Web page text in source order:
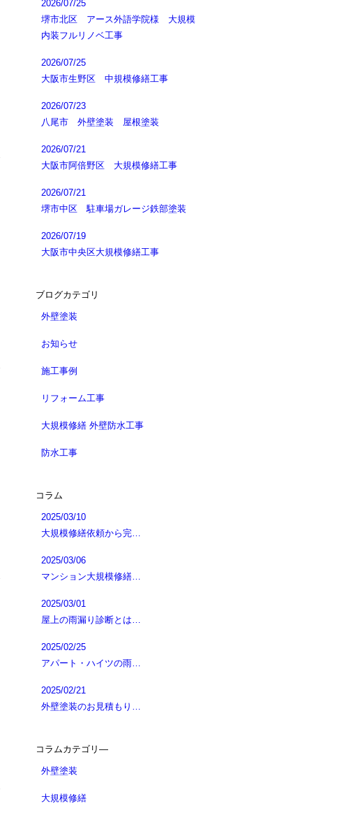
2026/07/25
堺市北区 アース外語学院様 大規模
内装フルリノベ工事
2026/07/25
大阪市生野区 中規模修繕工事
2026/07/23
八尾市 外壁塗装 屋根塗装
2026/07/21
大阪市阿倍野区 大規模修繕工事
2026/07/21
堺市中区 駐車場ガレージ鉄部塗装
2026/07/19
大阪市中央区大規模修繕工事
ブログカテゴリ
外壁塗装
お知らせ
施工事例
リフォーム工事
大規模修繕 外壁防水工事
防水工事
コラム
2025/03/10
大規模修繕依頼から完…
2025/03/06
マンション大規模修繕…
2025/03/01
屋上の雨漏り診断とは…
2025/02/25
アパート・ハイツの雨…
2025/02/21
外壁塗装のお見積もり…
コラムカテゴリ―
外壁塗装
大規模修繕